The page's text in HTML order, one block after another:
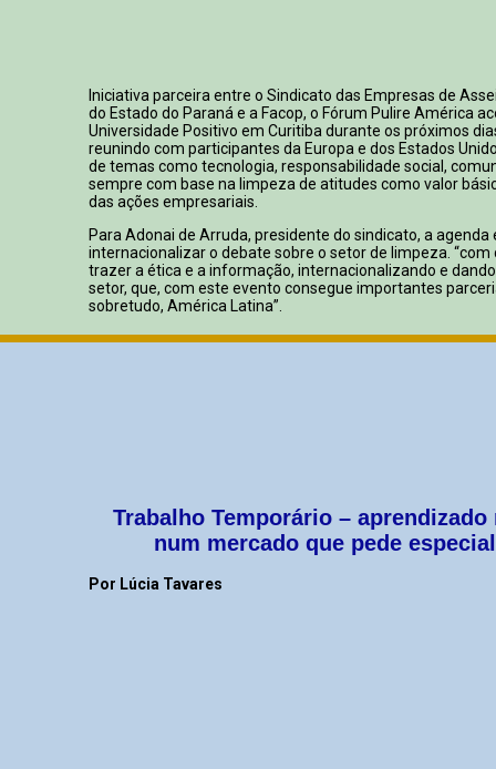
Iniciativa parceira entre o Sindicato das Empresas de
do Estado do Paraná e a Facop, o Fórum Pulire América
Universidade Positivo em Curitiba durante os próximos
reunindo com participantes da Europa e dos Estados
de temas como tecnologia, responsabilidade social,
sempre com base na limpeza de atitudes como valor
das ações empresariais.
Para Adonai de Arruda, presidente do sindicato, a agenda
internacionalizar o debate sobre o setor de limpeza. “com
trazer a ética e a informação, internacionalizando e
setor, que, com este evento consegue importantes
sobretudo, América Latina”.
Trabalho Temporário – aprendizado
num mercado que pede
Por Lúcia Tavares